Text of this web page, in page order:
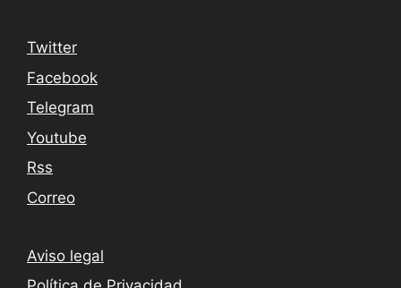
Twitter
Facebook
Telegram
Youtube
Rss
Correo
Aviso legal